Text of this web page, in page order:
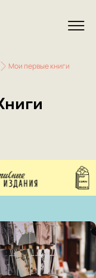
Мои первые книги